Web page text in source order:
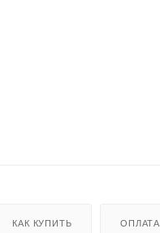
КАК КУПИТЬ ОПЛАТА